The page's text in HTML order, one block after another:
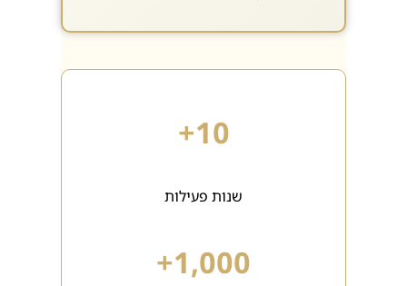
10+
שנות פעילות
1,000+